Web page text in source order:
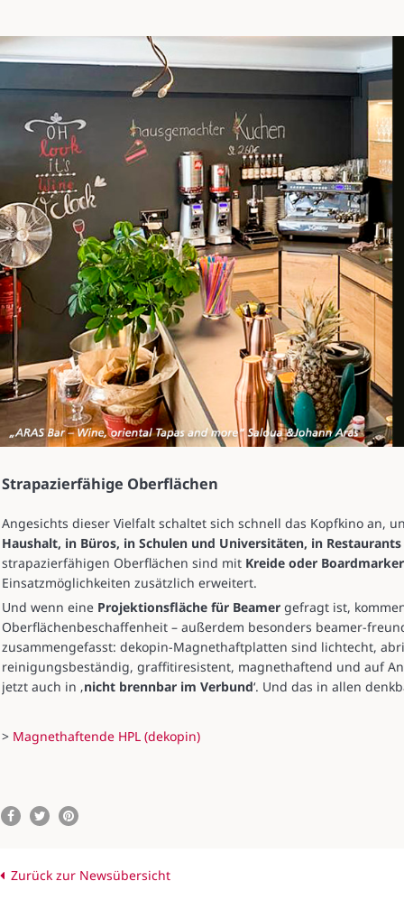
Strapazierfähige Oberflächen
Angesichts dieser Vielfalt schaltet sich schnell das Kopfkino an,
Haushalt, in Büros, in Schulen und Universitäten, in Restaurants
strapazierfähigen Oberflächen sind mit Kreide oder
Einsatzmöglichkeiten zusätzlich erweitert.
Und wenn eine Projektionsfläche für Beamergefragt ist,
Oberflächenbeschaffenheit – außerdem besonders beamer-
zusammengefasst: dekopin-Magnethaftplatten sind lichtecht,
reinigungsbeständig, graffitiresistent, magnethaftend und auf
jetzt auch in ‚nicht brennbar im Verbund‘. Und das in allen
> Magnethaftende HPL (dekopin)
Zurück zur Newsübersicht